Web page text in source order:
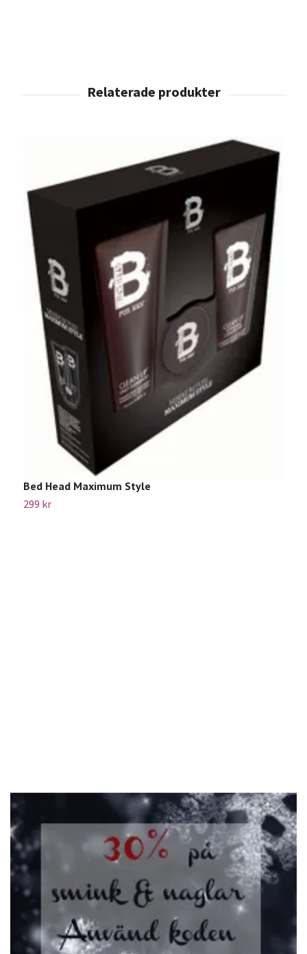
Bed Head Maximum Style
299 kr